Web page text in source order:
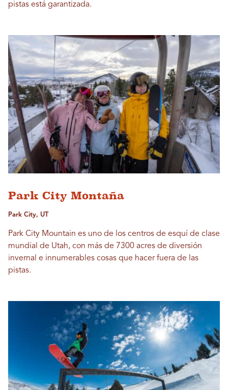
pistas está garantizada.
Park City Montaña
Park City, UT
Park City Mountain es uno de los centros de esquí de clase
mundial de Utah, con más de 7300 acres de diversión
invernal e innumerables cosas que hacer fuera de las
pistas.